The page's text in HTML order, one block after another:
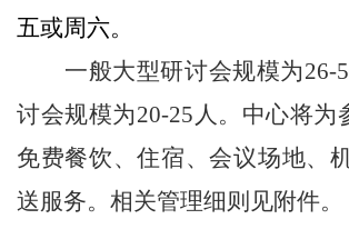
五或周六。
一般大型研讨会规模为26-
讨会规模为20-25人。中心将为
免费餐饮、住宿、会议场地、
送服务。相关管理细则见附件。